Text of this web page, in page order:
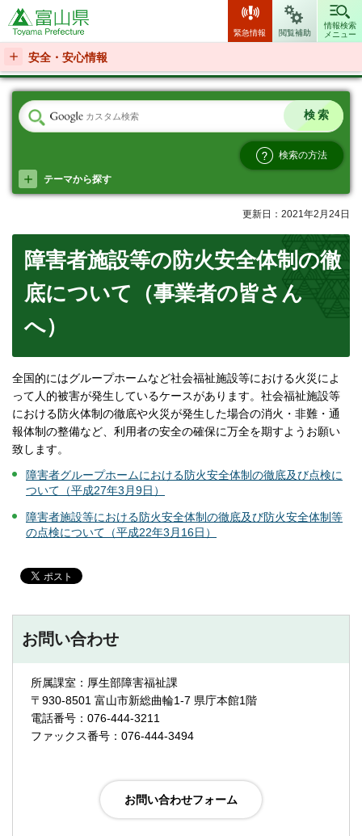
富山県
緊急情報 閲覧補助
情報検索
メニュー
安全・安心情報
検索の方法
テーマから探す
更新日：2021年2月24日
障害者施設等の防火安全体制の徹
底について（事業者の皆さん
へ）
全国的にはグループホームなど社会福祉施設等における火災によ
って人的被害が発生しているケースがあります。社会福祉施設等
における防火体制の徹底や火災が発生した場合の消火・非難・通
報体制の整備など、利用者の安全の確保に万全を期すようお願い
致します。
障害者グループホームにおける防火安全体制の徹底及び点検に
ついて（平成27年3月9日）
障害者施設等における防火安全体制の徹底及び防火安全体制等
の点検について（平成22年3月16日）
お問い合わせ
所属課室：厚生部障害福祉課
〒930-8501 富山市新総曲輪1-7 県庁本館1階
電話番号：076-444-3211
ファックス番号：076-444-3494